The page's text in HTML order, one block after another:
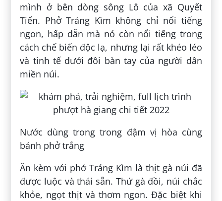
mình ở bên dòng sông Lô của xã Quyết
Tiến. Phở Tráng Kìm không chỉ nổi tiếng
ngon, hấp dẫn mà nó còn nổi tiếng trong
cách chế biến độc lạ, nhưng lại rất khéo léo
và tinh tế dưới đôi bàn tay của người dân
miền núi.
Nước dùng trong trong đậm vị hòa cùng
bánh phở trắng
Ăn kèm với phở Tráng Kìm là thịt gà núi đã
được luộc và thái sẵn. Thứ gà đồi, núi chắc
khỏe, ngọt thịt và thơm ngon. Đặc biệt khi